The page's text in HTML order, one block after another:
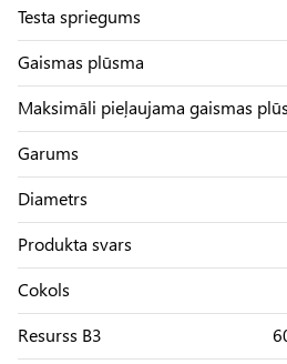
Testa spriegums
Gaismas plūsma
Maksimāli pieļaujama gaismas
Garums
Diametrs
Produkta svars
Cokols
Resurss B3